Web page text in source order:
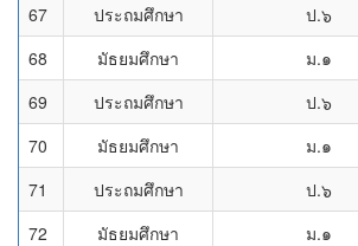
67
ประถมศึกษา ป.๖
68
มัธยมศึกษา ม.๑
69
ประถมศึกษา ป.๖
70
มัธยมศึกษา ม.๑
71
ประถมศึกษา ป.๖
72
มัธยมศึกษา ม.๑